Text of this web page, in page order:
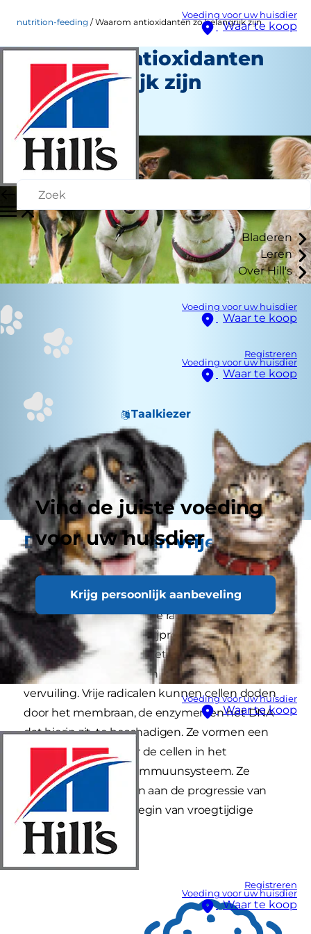
Voeding voor uw huisdier
Waar te koop
Bladeren
Leren
Over Hill's
Voeding voor uw huisdier
Waar te koop
Registreren
Voeding voor uw huisdier
Waar te koop
Taalkiezer
Vind de juiste voeding
voor uw huisdier
Krijg persoonlijk aanbeveling
Voeding voor uw huisdier
Waar te koop
Registreren
Voeding voor uw huisdier
Waar te koop
nutrition-feeding Waarom antioxidanten zo belangrijk zijn
Waarom antioxidanten
zo belangrijk zijn
Voeding en eten
Medewerker auteur
De dreiging van vrije
radicalen
Cellen worden voortdurend aangevallen door
verbindingen die we 'vrije radicalen' noemen.
Deze ontstaan als een bijproduct van onze
eigen stofwisseling of metabolisme van het
lichaam of als gevolg van externe factoren zoals
vervuiling. Vrije radicalen kunnen cellen doden
door het membraan, de enzymen en het DNA
dat hierin zit, te beschadigen. Ze vormen een
bijzonder gevaar voor de cellen in het
zenuwstelsel en het immuunsysteem. Ze
zouden zelfs bijdragen aan de progressie van
vele ziekten en het begin van vroegtijdige
veroudering.